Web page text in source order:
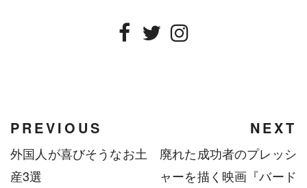
PREVIOUS
外国人が喜びそうなお土
産3選
NEXT
廃れた成功者のプレッシ
ャーを描く映画『バード